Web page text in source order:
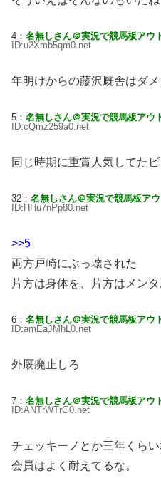
4： 名無しさん＠実況で競馬板アウ
ID:u2Xmb5qm0.net
年明けからの藤沢厩舎はダ
5： 名無しさん＠実況で競馬板アウ
ID:cQmz259a0.net
同じ時期に重賞人気してた
32： 名無しさん＠実況で競馬板アウ
ID:HHu7nPp80.net
>>5
両方戸崎にぶっ壊された
片方は身体を、片方はメン
6： 名無しさん＠実況で競馬板アウ
ID:amEaJMhL0.net
外厩廃止しろ
7： 名無しさん＠実況で競馬板アウ
ID:ANTrWTrG0.net
チェッキーノとか三年くらい
会員はよく耐えてるな。